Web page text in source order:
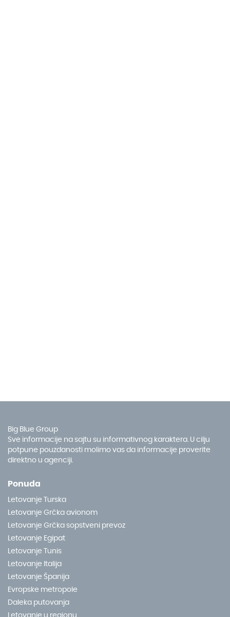
Big Blue Group
Sve informacije na sajtu su informativnog karaktera. U cilju
potpune pouzdanosti molimo vas da informacije proverite
direktno u agenciji.
Ponuda
Letovanje Turska
Letovanje Grčka avionom
Letovanje Grčka sopstveni prevoz
Letovanje Egipat
Letovanje Tunis
Letovanje Italija
Letovanje Španija
Evropske metropole
Daleka putovanja
Letovanje u regionu